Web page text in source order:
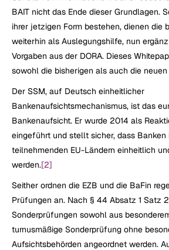
BAIT nicht das Ende dieser Grundlagen.
ihrer jetzigen Form bestehen, dienen die
weiterhin als Auslegungshilfe, nun
Vorgaben aus der DORA. Dieses
sowohl die bisherigen als auch die
Der SSM, auf Deutsch einheitlicher
Bankenaufsichtsmechanismus, ist das
Bankenaufsicht. Er wurde 2014 als
eingeführt und stellt sicher, dass Banken
teilnehmenden EU-Ländern einheitlich
werden.[2]
Seither ordnen die EZB und die BaFin
Prüfungen an. Nach § 44 Absatz 1 Satz
Sonderprüfungen sowohl aus
turnusmäßige Sonderprüfung ohne
Aufsichtsbehörden angeordnet werden.